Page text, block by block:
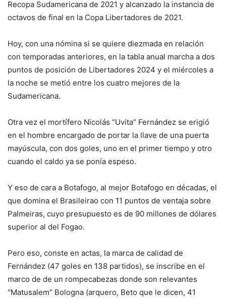
Recopa Sudamericana de 2021 y alcanzado la instancia de
octavos de final en la Copa Libertadores de 2021.
Hoy, con una nómina si se quiere diezmada en relación
con temporadas anteriores, en la tabla anual marcha a dos
puntos de posición de Libertadores 2024 y el miércoles a
la noche se metió entre los cuatro mejores de la
Sudamericana.
Otra vez el mortífero Nicolás “Uvita” Fernández se erigió
en el hombre encargado de portar la llave de una puerta
mayúscula, con dos goles, uno en el primer tiempo y otro
cuando el caldo ya se ponía espeso.
Y eso de cara a Botafogo, al mejor Botafogo en décadas, el
que domina el Brasileirao con 11 puntos de ventaja sobre
Palmeiras, cuyo presupuesto es de 90 millones de dólares
superior al del Fogao.
Pero eso, conste en actas, la marca de calidad de
Fernández (47 goles en 138 partidos), se inscribe en el
marco de de un rompecabezas donde son relevantes
“Matusalem” Bologna (arquero, Beto que le dicen, 41